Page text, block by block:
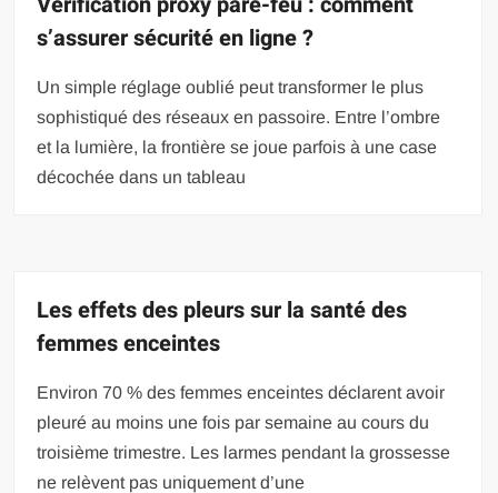
s’assurer sécurité en ligne ?
Un simple réglage oublié peut transformer le plus
sophistiqué des réseaux en passoire. Entre l’ombre
et la lumière, la frontière se joue parfois à une case
décochée dans un tableau
Les effets des pleurs sur la santé des
femmes enceintes
Environ 70 % des femmes enceintes déclarent avoir
pleuré au moins une fois par semaine au cours du
troisième trimestre. Les larmes pendant la grossesse
ne relèvent pas uniquement d’une